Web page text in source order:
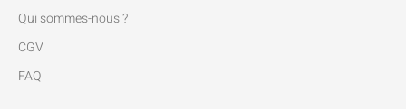
Qui sommes-nous ?
CGV
FAQ